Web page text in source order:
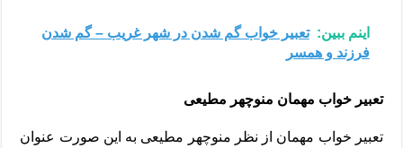
اینم ببین: تعبیر خواب گم شدن در شهر غریب – گم شدن
فرزند و همسر
تعبیر خواب مهمان منوچهر مطیعی
تعبیر خواب مهمان از نظر منوچهر مطیعی به این صورت عنوان